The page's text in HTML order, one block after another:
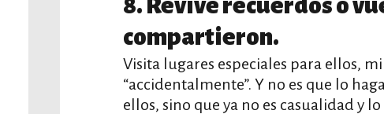
8. Revive recuerdos o
compartieron.
Visita lugares especiales para ellos,
“accidentalmente”. Y no es que lo
ellos, sino que ya no es casualidad y